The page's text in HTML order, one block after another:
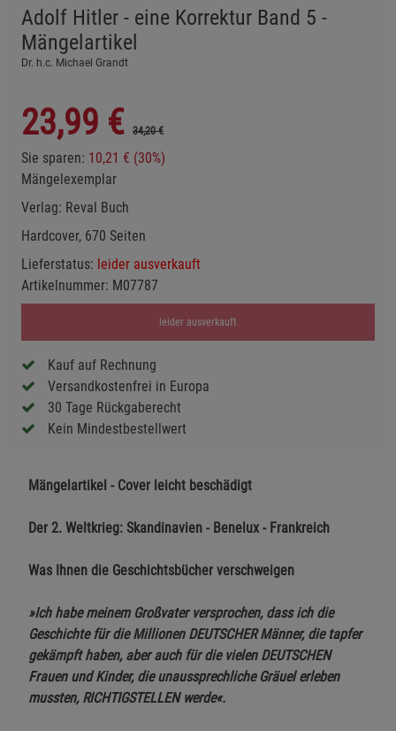
Adolf Hitler - eine Korrektur Band 5 -
Mängelartikel
Dr. h.c. Michael Grandt
23,99 € 34,20 €
Sie sparen: 10,21 € (30%)
Mängelexemplar
Verlag: Reval Buch
Hardcover, 670 Seiten
Lieferstatus: leider ausverkauft
Artikelnummer: M07787
leider ausverkauft
Kauf auf Rechnung
Versandkostenfrei in Europa
30 Tage Rückgaberecht
Kein Mindestbestellwert
Mängelartikel - Cover leicht beschädigt
Der 2. Weltkrieg: Skandinavien - Benelux - Frankreich
Was Ihnen die Geschichtsbücher verschweigen
»Ich habe meinem Großvater versprochen, dass ich die
Geschichte für die Millionen DEUTSCHER Männer, die tapfer
gekämpft haben, aber auch für die vielen DEUTSCHEN
Frauen und Kinder, die unaussprechliche Gräuel erleben
mussten, RICHTIGSTELLEN werde«.